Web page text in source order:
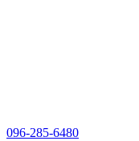
096-285-6480